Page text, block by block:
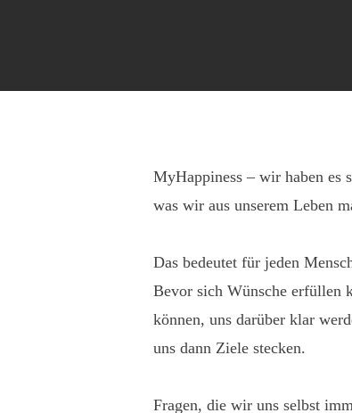
MyHappiness – wir haben es
was wir aus unserem Leben
Das bedeutet für jeden
Bevor sich Wünsche erfüllen
können, uns darüber klar
uns dann Ziele stecken.
Fragen, die wir uns selbst